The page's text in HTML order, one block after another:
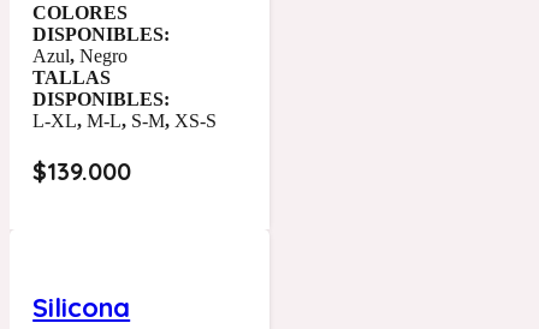
COLORES
DISPONIBLES:
Azul,Negro
TALLAS
DISPONIBLES:
L-XL,M-L, S-M, XS-S
$139.000
Silicona